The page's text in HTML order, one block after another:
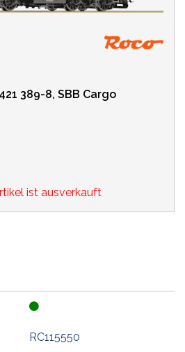
389-8, SBB Cargo
ist ausverkauft
RC115550